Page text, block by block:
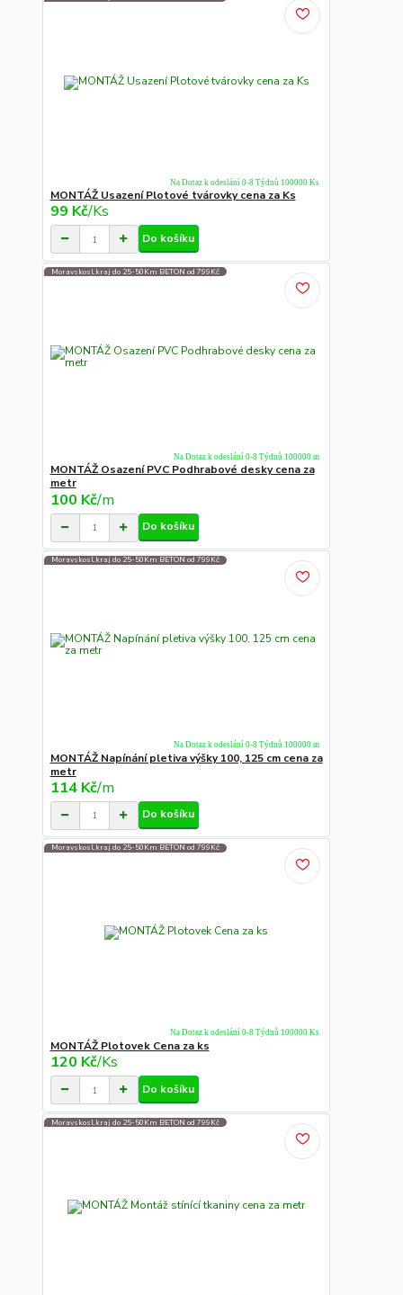
MONTÁŽ Usazení Plotové tvárovky cena za Ks
99 Kč/Ks
Na Dotaz k odeslání 0-8 Týdnů 100000 Ks
Do košíku
Moravskosl.kraj do 25-50Km BETON od 799Kč
MONTÁŽ Osazení PVC Podhrabové desky cena za
metr
100 Kč/m
Na Dotaz k odeslání 0-8 Týdnů 100000 m
Do košíku
Moravskosl.kraj do 25-50Km BETON od 799Kč
MONTÁŽ Napínání pletiva výšky 100, 125 cm cena za
metr
114 Kč/m
Na Dotaz k odeslání 0-8 Týdnů 100000 m
Do košíku
Moravskosl.kraj do 25-50Km BETON od 799Kč
MONTÁŽ Plotovek Cena za ks
120 Kč/Ks
Na Dotaz k odeslání 0-8 Týdnů 100000 Ks
Do košíku
Moravskosl.kraj do 25-50Km BETON od 799Kč